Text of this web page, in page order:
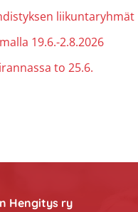
liikuntaryhmät
19.6.-2.8.2026
to 25.6.
Hengitys ry